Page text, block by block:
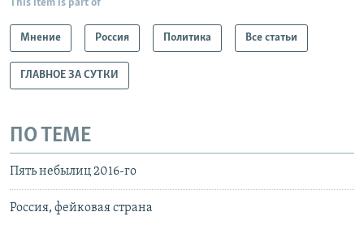
This item is part of
Мнение Россия Политика Все статьи
ГЛАВНОЕ ЗА СУТКИ
ПО ТЕМЕ
Пять небылиц 2016-го
Россия, фейковая страна